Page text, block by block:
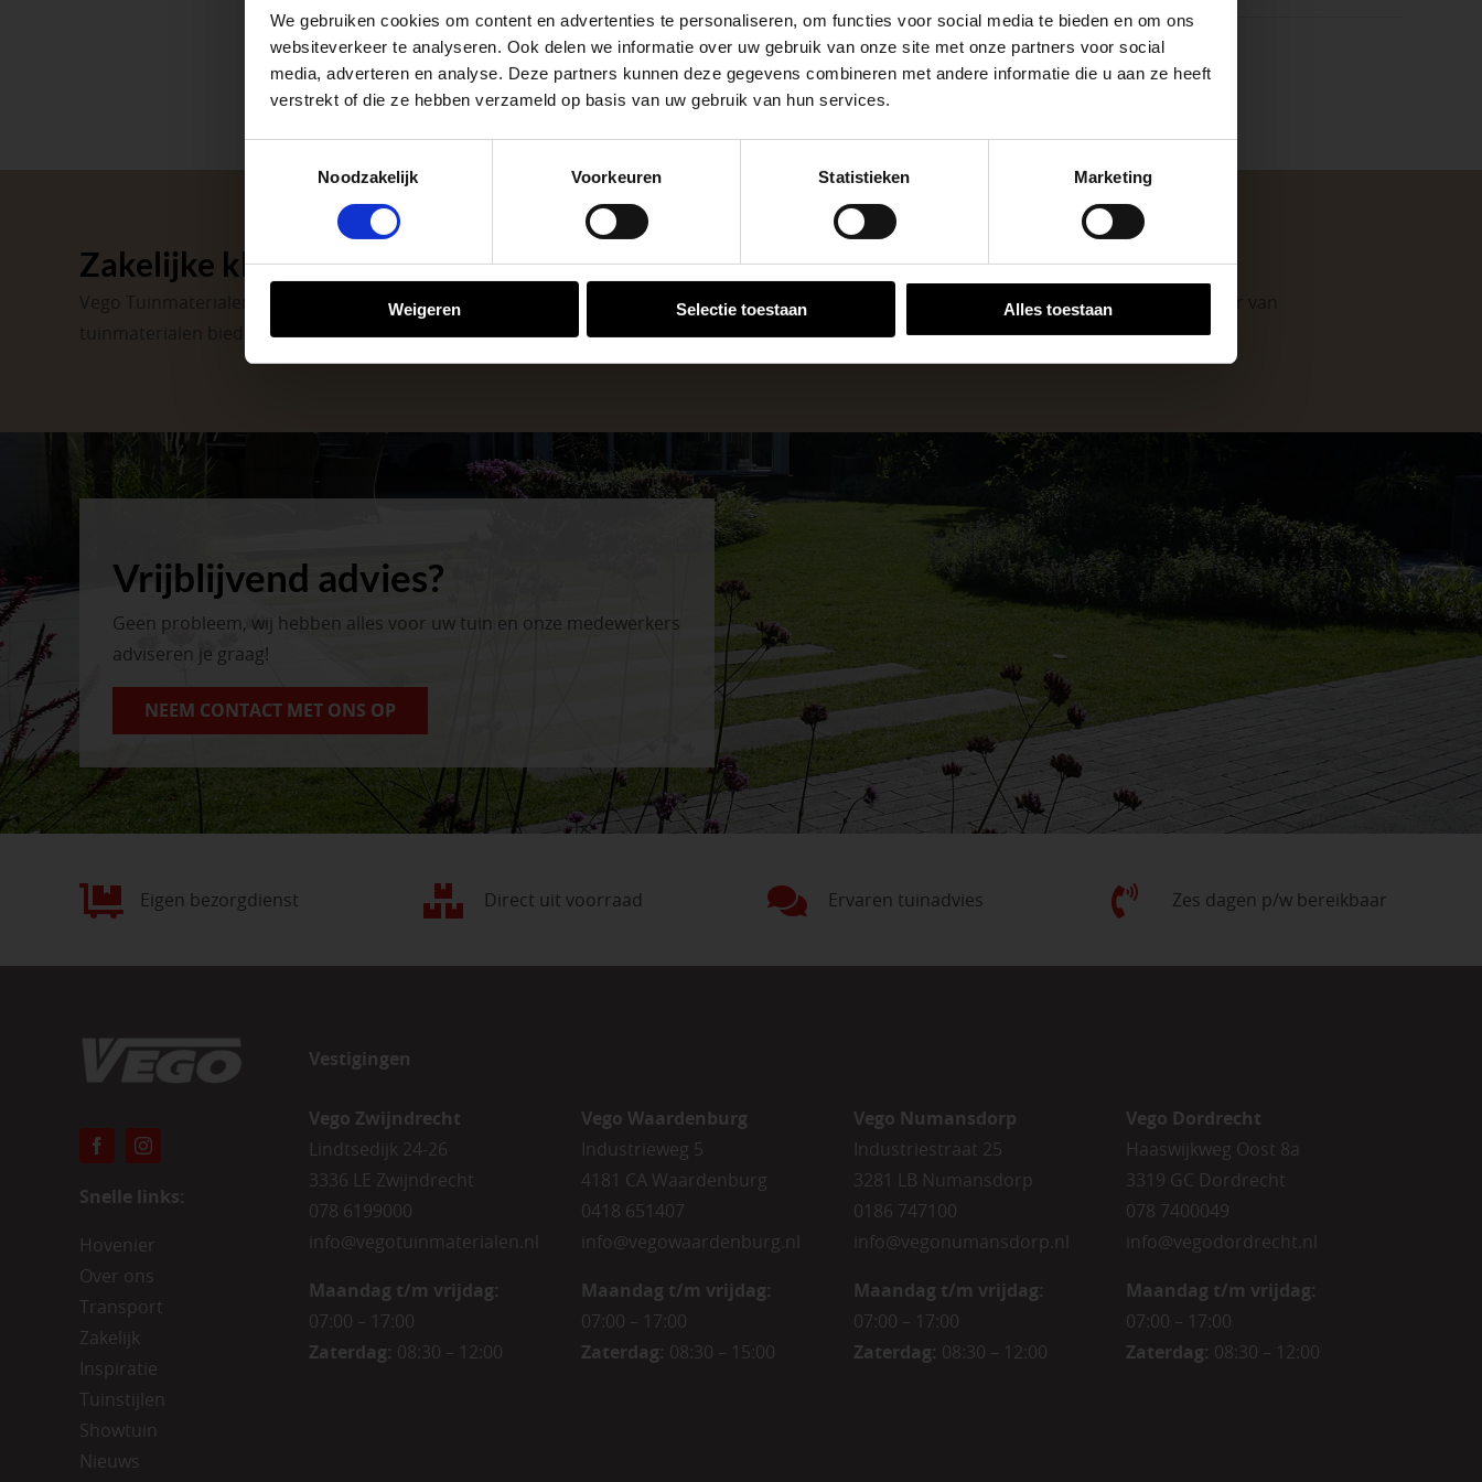
We gebruiken cookies om content en advertenties te personaliseren, om functies voor social media te bieden en om ons
websiteverkeer te analyseren. Ook delen we informatie over uw gebruik van onze site met onze partners voor social
media, adverteren en analyse. Deze partners kunnen deze gegevens combineren met andere informatie die u aan ze heeft
verstrekt of die ze hebben verzameld op basis van uw gebruik van hun services.
Noodzakelijk
Voorkeuren Statistieken Marketing
Weigeren Selectie toestaan Alles toestaan
Eenheid m²
Zakelijke klant worden
Vego Tuinmaterialen is de meest geschikte partner voor zakelijke klanten op zoek naar tuin- en infraproducten. Als professionele leverancier van
tuinmaterialen bieden wij een breed assortiment aan producten van topkwaliteit. Lees meer over dezakelijke mogelijkheden.
Vrijblijvend advies?
Geen probleem, wij hebben alles voor uw tuin en onze medewerkers
adviseren je graag!
NEEM CONTACT MET ONS OP
Eigen bezorgdienst Direct uit voorraad Ervaren tuinadvies Zes dagen p/w bereikbaar
Snelle links:
Hovenier
Over ons
Transport
Zakelijk
Inspiratie
Tuinstijlen
Showtuin
Nieuws
Vestigingen
Vego Zwijndrecht
Lindtsedijk 24-26
3336 LE Zwijndrecht
078 6199000
info@vegotuinmaterialen.nl
Maandag t/m vrijdag:
07:00 – 17:00
Zaterdag: 08:30 – 12:00
Vego Waardenburg
Industrieweg 5
4181 CA Waardenburg
0418 651407
info@vegowaardenburg.nl
Maandag t/m vrijdag:
07:00 – 17:00
Zaterdag: 08:30 – 15:00
Vego Numansdorp
Industriestraat 25
3281 LB Numansdorp
0186 747100
info@vegonumansdorp.nl
Maandag t/m vrijdag:
07:00 – 17:00
Zaterdag: 08:30 – 12:00
Vego Dordrecht
Haaswijkweg Oost 8a
3319 GC Dordrecht
078 7400049
info@vegodordrecht.nl
Maandag t/m vrijdag:
07:00 – 17:00
Zaterdag: 08:30 – 12:00
Afsluiting Papendrechtse Brug
Met vier vestigingen en inspirerende showtuinen helpen we je graag bij iedere stap van jouw
tuinproject.
BEKIJK ONZE VESTIGINGEN